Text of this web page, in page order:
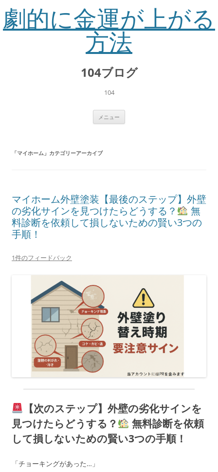
劇的に金運が上がる
方法
104ブログ
104
メニュー
「マイホーム 」カテゴリーアーカイブ
マイホーム外壁塗装【最後のステップ】外壁
の劣化サインを見つけたらどうする？
無
料診断を依頼して損しないための賢い3つの
手順！
1件のフィードバック
【次のステップ】外壁の劣化サインを
見つけたらどうする？
無料診断を依頼
して損しないための賢い3つの手順！
「チョーキングがあった…」